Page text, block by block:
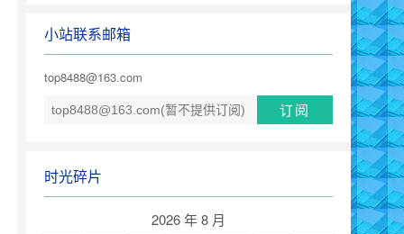
小站联系邮箱
top8488@163.com
时光碎片
2026 年 8 月